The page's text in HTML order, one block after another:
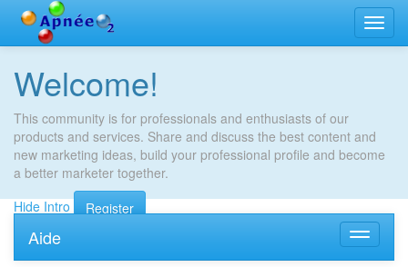
la
Welcome!
This community is for professionals and enthusiasts of our
products and services. Share and discuss the best content and
new marketing ideas, build your professional profile and become
a better marketer together.
Hide Intro
Register
Basculer
la
Aide